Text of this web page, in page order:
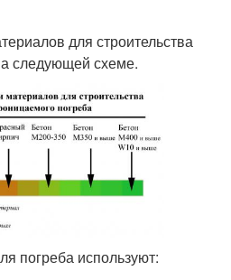
для строительства
следующей схеме.
погреба используют: